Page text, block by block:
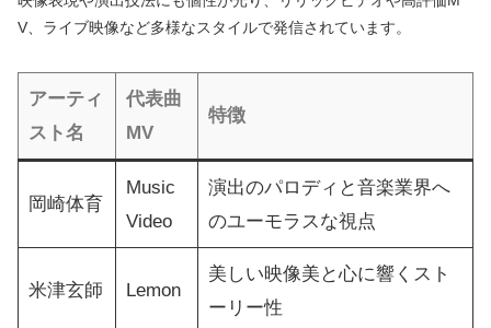
V、ライブ映像など多様なスタイルで発信されています。
アーティ
スト名
代表曲
MV
特徴
岡崎体育
Music
Video
演出のパロディと音楽業界へ
のユーモラスな視点
米津玄師 Lemon
美しい映像美と心に響くスト
ーリー性